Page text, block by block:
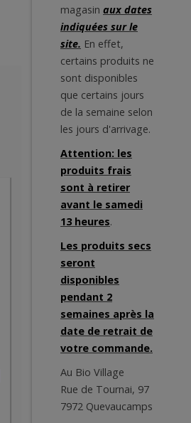
magasin aux dates
indiquées sur le
site. En effet,
certains produits ne
sont disponibles
que certains jours
de la semaine selon
les jours d'arrivage.
Attention: les
produits frais
sont à retirer
avant le samedi
13 heures.
Les produits secs
seront
disponibles
pendant 2
semaines après la
date de retrait de
votre commande.
Au Bio Village
Rue de Tournai, 97
7972 Quevaucamps